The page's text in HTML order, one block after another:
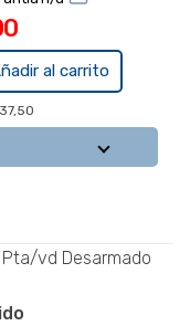
al carrito
vd Desarmado